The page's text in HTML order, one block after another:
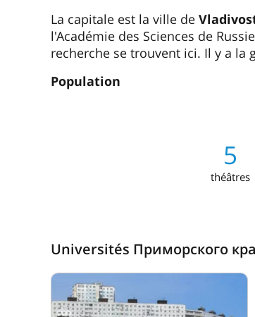
La capitale est la ville de
l'Académie des Sciences de
recherche se trouvent ici. Il y a la
Population
5
théâtres
Universités Приморского